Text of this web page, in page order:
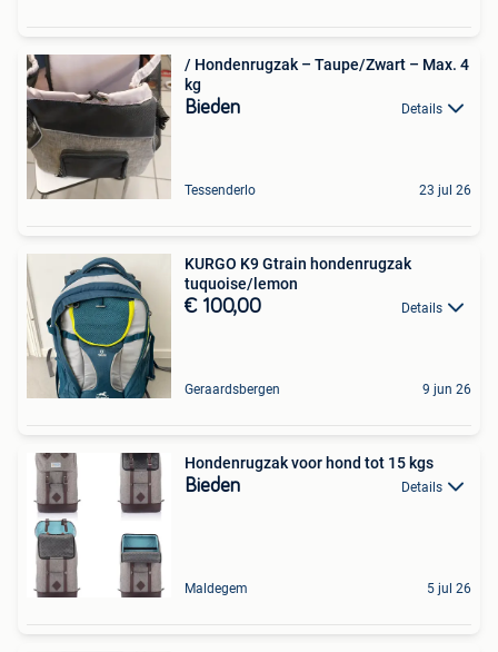
/ Hondenrugzak – Taupe/Zwart – Max. 4
kg
Bieden Details
Tessenderlo 23 jul 26
KURGO K9 Gtrain hondenrugzak
tuquoise/lemon
€ 100,00 Details
Geraardsbergen 9 jun 26
Hondenrugzak voor hond tot 15 kgs
Bieden Details
Maldegem 5 jul 26